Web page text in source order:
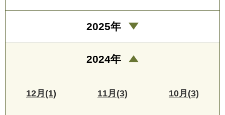
2025年
2024年
12月(1) 11月(3) 10月(3)